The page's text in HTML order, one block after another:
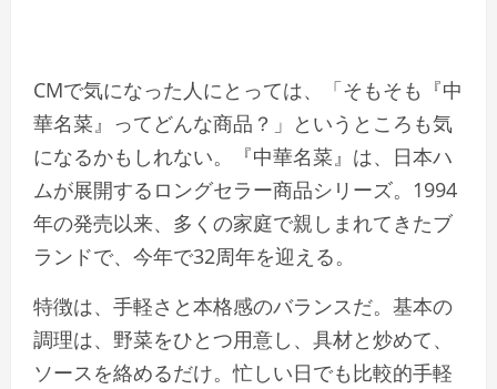
CMで気になった人にとっては、「そもそも『中
華名菜』ってどんな商品？」というところも気
になるかもしれない。『中華名菜』は、日本ハ
ムが展開するロングセラー商品シリーズ。1994
年の発売以来、多くの家庭で親しまれてきたブ
ランドで、今年で32周年を迎える。
特徴は、手軽さと本格感のバランスだ。基本の
調理は、野菜をひとつ用意し、具材と炒めて、
ソースを絡めるだけ。忙しい日でも比較的手軽